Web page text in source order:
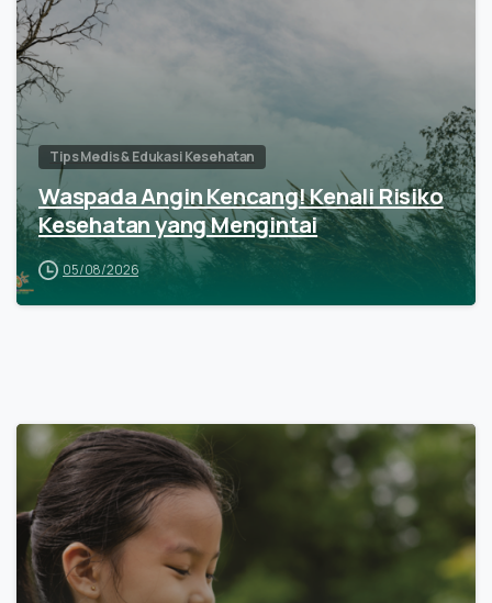
Tips Medis & Edukasi Kesehatan
Waspada Angin Kencang! Kenali Risiko
Kesehatan yang Mengintai
05/08/2026